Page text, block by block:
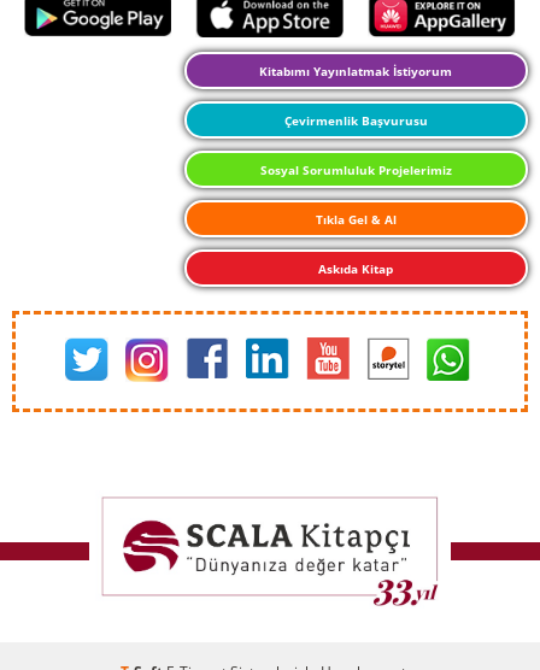
Kitabımı Yayınlatmak İstiyorum
Çevirmenlik Başvurusu
Sosyal Sorumluluk Projelerimiz
Tıkla Gel & Al
Askıda Kitap